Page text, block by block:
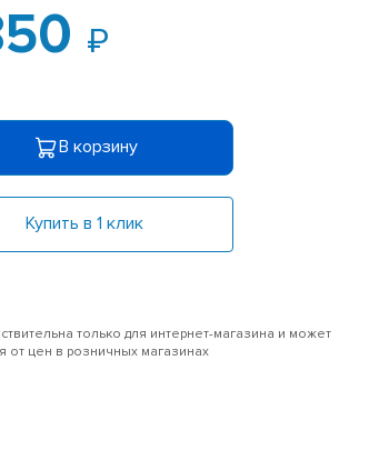
В корзину
Купить в 1 клик
только для интернет-магазина и может
от цен в розничных магазинах